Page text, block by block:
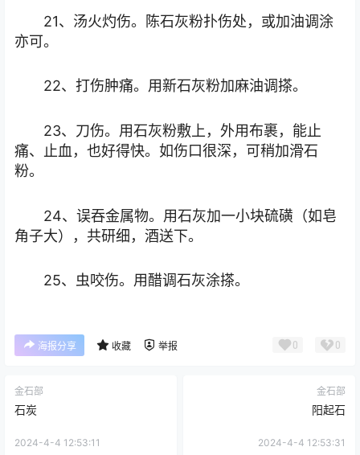
21、汤火灼伤。陈石灰粉扑伤处，或加油调涂
亦可。
22、打伤肿痛。用新石灰粉加麻油调搽。
23、刀伤。用石灰粉敷上，外用布裹，能止
痛、止血，也好得快。如伤口很深，可稍加滑石
粉。
24、误吞金属物。用石灰加一小块硫磺（如皂
角子大），共研细，酒送下。
25、虫咬伤。用醋调石灰涂搽。
海报分享 收藏 举报 0 0
金石部
石炭
2024-4-4 12:53:11
金石部
阳起石
2024-4-4 12:53:31